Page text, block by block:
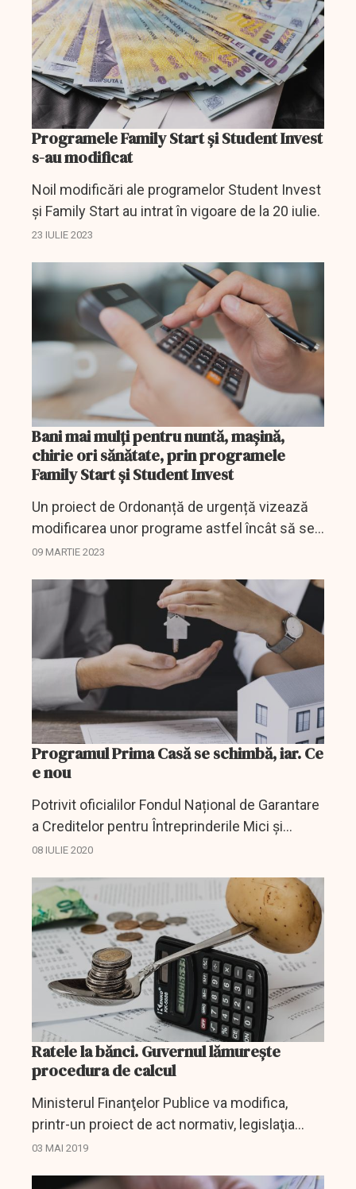
Programele Family Start și Student Invest
s-au modificat
Noil modificări ale programelor Student Invest
și Family Start au intrat în vigoare de la 20 iulie.
23 IULIE 2023
Bani mai mulți pentru nuntă, mașină,
chirie ori sănătate, prin programele
Family Start și Student Invest
Un proiect de Ordonanță de urgență vizează
modificarea unor programe astfel încât să se
extindă numărul celor care vor putea beneficia
sau...
09 MARTIE 2023
Programul Prima Casă se schimbă, iar. Ce
e nou
Potrivit oficialilor Fondul Național de Garantare
a Creditelor pentru Întreprinderile Mici și
Mijlocii (FNGCIMM), plafonul de garantare ar
ar extinde...
08 IULIE 2020
Ratele la bănci. Guvernul lămurește
procedura de calcul
Ministerul Finanţelor Publice va modifica,
printr-un proiect de act normativ, legislaţia
specifică programelor guvernamentale cu
03 MAI 2019